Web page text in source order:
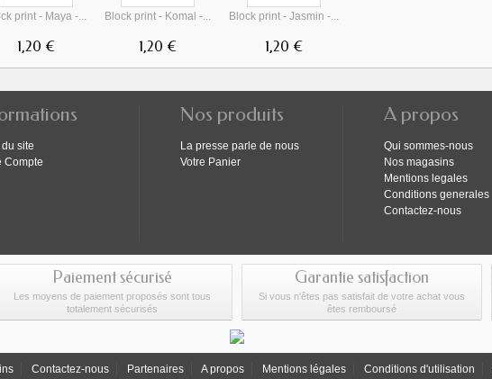
print - Maya -...
1,20 €
Block print - Komal -...
1,20 €
Block print - Jasmin -...
1,20 €
site
Compte
Nos produits
La presse parle de nous
Votre Panier
A propos
Qui sommes-nous
Nos magasins
Mentions legales
Conditions generales
Contactez-nous
Paiement sécurisé
Les moyens de paiement proposés sont tous
totalement sécurisés
Garantie satisfaction
Si vous n'êtes pas satisfait de votre achat vous
êtes remboursé
Contactez-nous Partenaires A propos Mentions légales Conditions d'utilisation